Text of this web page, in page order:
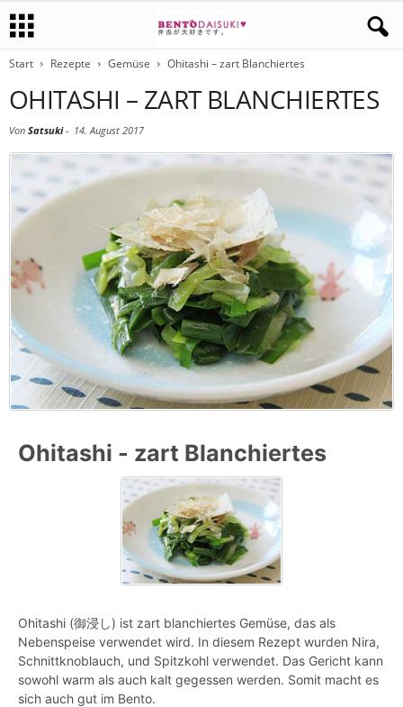
Start Rezepte Gemüse Ohitashi – zart Blanchiertes
OHITASHI – ZART BLANCHIERTES
Von Satsuki- 14. August 2017
Ohitashi - zart Blanchiertes
Ohitashi (御浸し) ist zart blanchiertes Gemüse, das als
Nebenspeise verwendet wird. In diesem Rezept wurden Nira,
Schnittknoblauch, und Spitzkohl verwendet. Das Gericht kann
sowohl warm als auch kalt gegessen werden. Somit macht es
sich auch gut im Bento.